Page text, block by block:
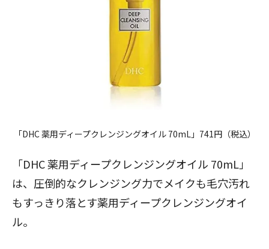
「DHC 薬用ディープクレンジングオイル 70mL」741円（税込）
「DHC 薬用ディープクレンジングオイル 70mL」
は、圧倒的なクレンジング力でメイクも毛穴汚れ
もすっきり落とす薬用ディープクレンジングオイ
ル。